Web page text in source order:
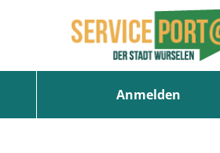
Anmelden